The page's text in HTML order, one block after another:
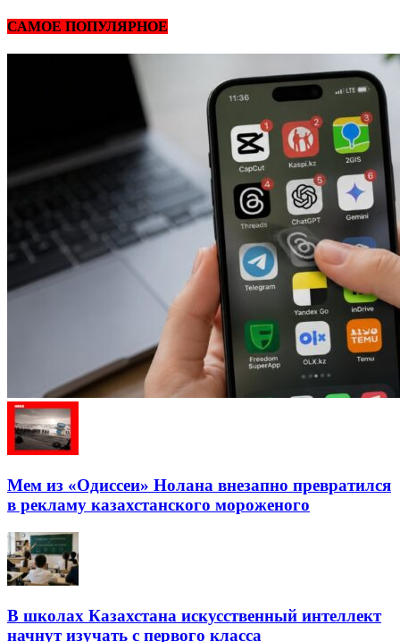
САМОЕ ПОПУЛЯРНОЕ
Мем из «Одиссеи» Нолана внезапно превратился
в рекламу казахстанского мороженого
В школах Казахстана искусственный интеллект
начнут изучать с первого класса